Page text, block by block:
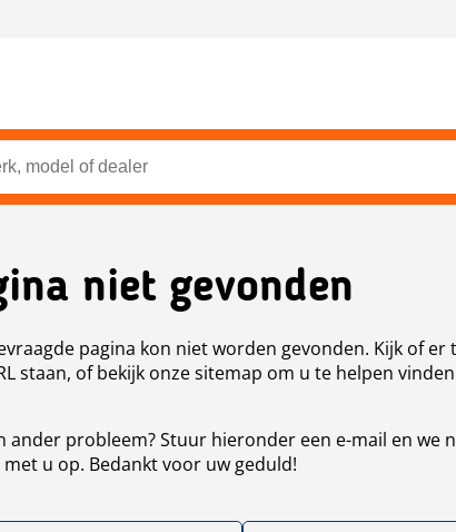
niet gevonden
pagina kon niet worden gevonden. Kijk of er
staan, of bekijk onze sitemap om u te helpen
ander probleem? Stuur hieronder een e-mail en we
u op. Bedankt voor uw geduld!